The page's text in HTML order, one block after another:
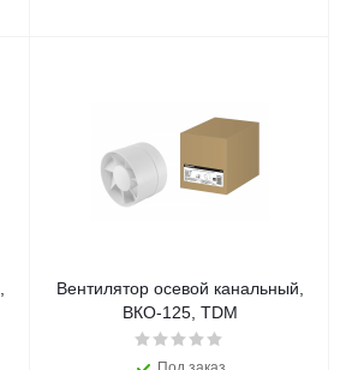
Вентилятор осевой канальный,
ВКО-125, TDM